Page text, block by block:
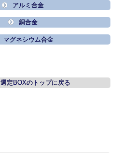
アルミ合金
銅合金
マグネシウム合金
定BOXのトップに戻る